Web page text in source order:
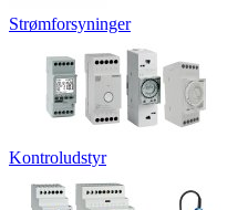
Strømforsyninger
Kontroludstyr